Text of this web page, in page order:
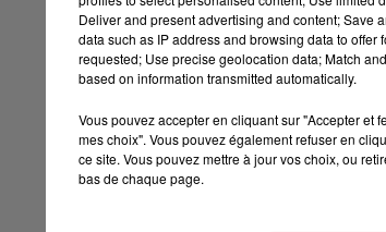
Deliver and present advertising and content; Save
data such as IP address and browsing data to
requested; Use precise geolocation data; Match
based on information transmitted automatically.
Vous pouvez accepter en cliquant sur "Accepter et
mes choix". Vous pouvez également refuser en
ce site. Vous pouvez mettre à jour vos choix, ou
bas de chaque page.